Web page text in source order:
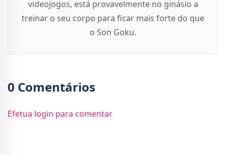
videojogos, está provavelmente no ginásio a
treinar o seu corpo para ficar mais forte do que
o Son Goku.
0 Comentários
Efetua login para comentar